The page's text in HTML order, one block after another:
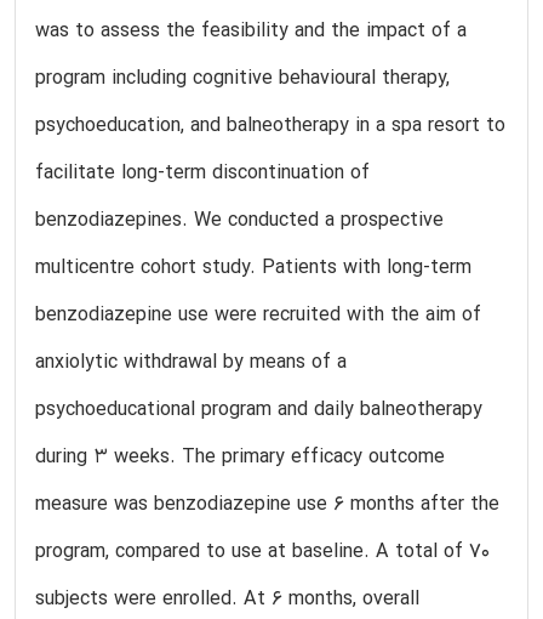
was to assess the feasibility and the impact of a
program including cognitive behavioural therapy,
psychoeducation, and balneotherapy in a spa resort to
facilitate long-term discontinuation of
benzodiazepines. We conducted a prospective
multicentre cohort study. Patients with long-term
benzodiazepine use were recruited with the aim of
anxiolytic withdrawal by means of a
psychoeducational program and daily balneotherapy
during 3 weeks. The primary efficacy outcome
measure was benzodiazepine use 6 months after the
program, compared to use at baseline. A total of 70
subjects were enrolled. At 6 months, overall